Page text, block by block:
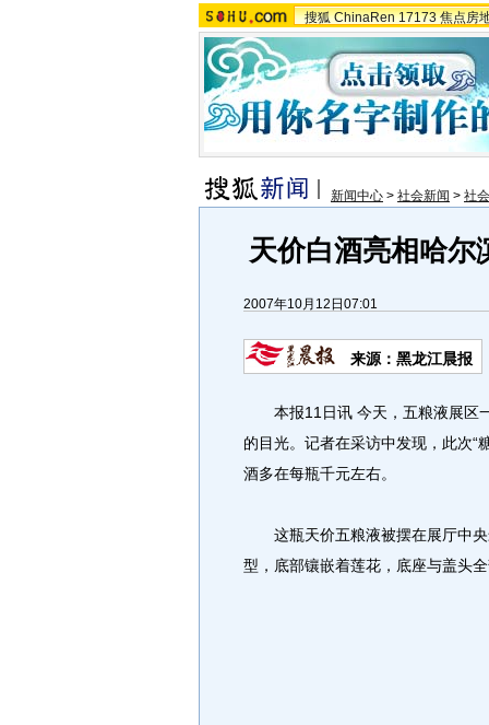
搜狐 ChinaRen 17173 焦点房
新闻中心 > 社会新闻 > 社
天价白酒亮相哈尔
2007年10月12日07:01
来源：黑龙江晨报
本报11日讯 今天，五粮液展区
的目光。记者在采访中发现，此次“
酒多在每瓶千元左右。
这瓶天价五粮液被摆在展厅中央
型，底部镶嵌着莲花，底座与盖头